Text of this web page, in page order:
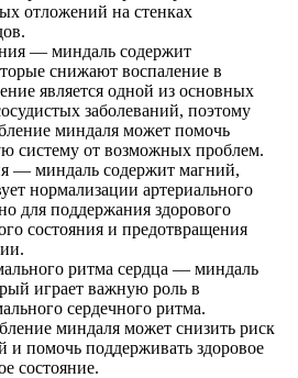
отложений на стенках
— миндаль содержит
снижают воспаление в
является одной из основных
заболеваний, поэтому
миндаля может помочь
систему от возможных проблем.
— миндаль содержит магний,
нормализации артериального
для поддержания здорового
состояния и предотвращения
ритма сердца — миндаль
играет важную роль в
сердечного ритма.
миндаля может снизить риск
и помочь поддерживать здоровое
состояние.